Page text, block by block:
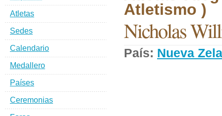
Atletismo )
Nicholas
País: Nueva
Atletas
Sedes
Calendario
Medallero
Países
Ceremonias